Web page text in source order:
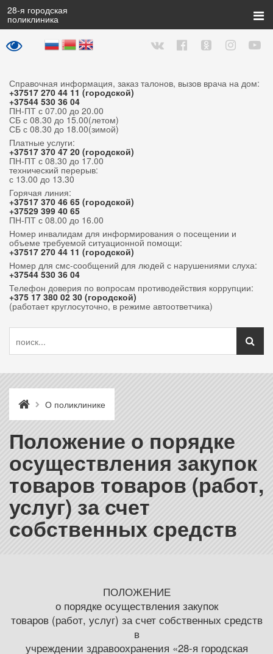
Справочная информация, заказ талонов, вызов врача на дом:
+37517 270 44 11 (городской)
+37544 530 36 04
ПН-ПТ с 07.00 до 20.00
СБ с 08.30 до 15.00(летом)
СБ с 08.30 до 18.00(зимой)
Платные услуги:
+37517 370 47 20 (городской)
ПН-ПТ с 08.30 до 17.00
технический перерыв:
с 13.00 до 13.30
Горячая линия:
+37517 370 46 65 (городской)
+37529 399 40 65
ПН-ПТ с 08.00 до 16.00
Номер инвалидам для информирования о посещении и
объеме требуемой ситуационной помощи:
+37517 270 44 11 (городской)
Номер для смс-сообщений для людей с нарушениями слуха:
+37544 530 36 04
Телефон доверия по вопросам противодействия коррупции:
+375 17 380 02 30 (городской)
(работает круглосуточно, в режиме автоответчика)
28-я городская
поликлиника
О поликлинике
Положение о порядке
осуществления закупок
товаров товаров (работ,
услуг) за счет
собственных средств
ПОЛОЖЕНИЕ
о порядке осуществления закупок
товаров (работ, услуг) за счет собственных средств
в
учреждении здравоохранения «28-я городская